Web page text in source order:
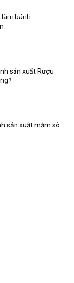
làm bánh
sản xuất Rượu
sản xuất mắm sò